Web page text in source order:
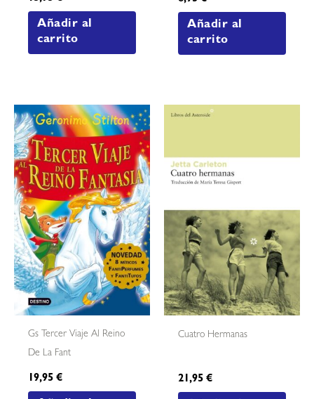
Añadir al
carrito
Añadir al
carrito
Gs Tercer Viaje Al Reino
De La Fant
19,95€
Cuatro Hermanas
21,95€